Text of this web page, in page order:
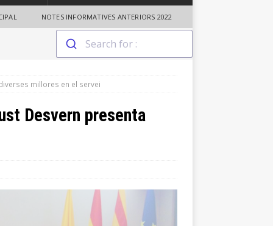
NOTES INFORMATIVES ANTERIORS 2022
millores en el servei
Desvern presenta